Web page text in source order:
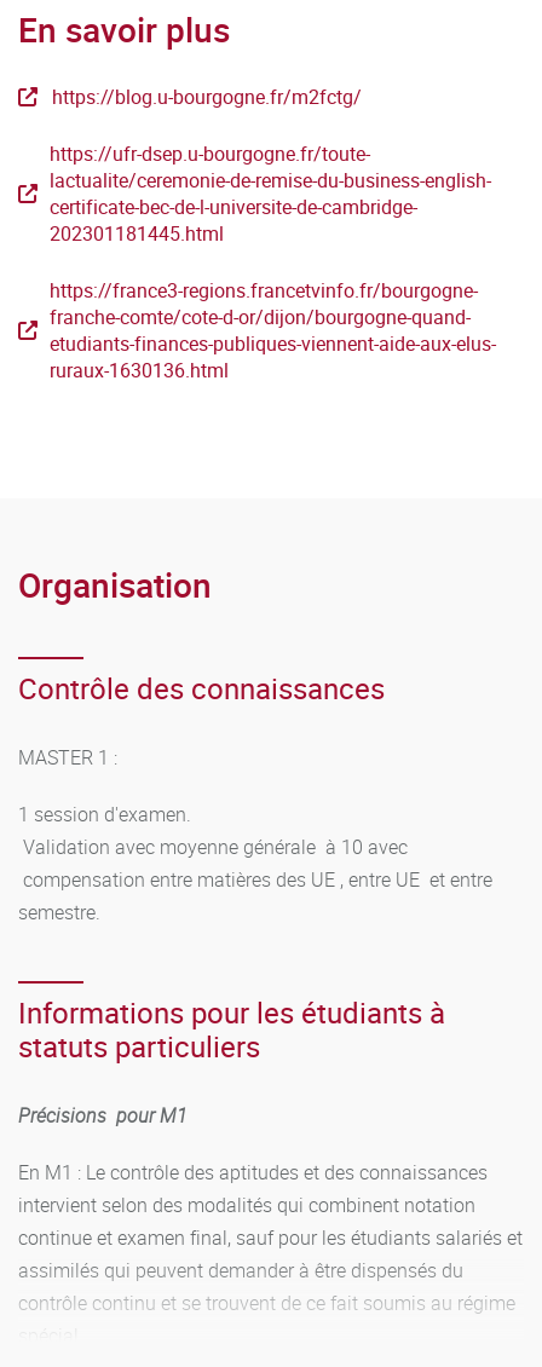
En savoir plus
https://blog.u-bourgogne.fr/m2fctg/
https://ufr-dsep.u-bourgogne.fr/toute-
lactualite/ceremonie-de-remise-du-business-english-
certificate-bec-de-l-universite-de-cambridge-
202301181445.html
https://france3-regions.francetvinfo.fr/bourgogne-
franche-comte/cote-d-or/dijon/bourgogne-quand-
etudiants-finances-publiques-viennent-aide-aux-elus-
ruraux-1630136.html
Organisation
Contrôle des connaissances
MASTER 1 :
1 session d'examen.
Validation avec moyenne générale à 10 avec
compensation entre matières des UE , entre UE et entre
semestre.
Informations pour les étudiants à
statuts particuliers
Précisions pour M1
En M1 : Le contrôle des aptitudes et des connaissances
intervient selon des modalités qui combinent notation
continue et examen final, sauf pour les étudiants salariés et
assimilés qui peuvent demander à être dispensés du
contrôle continu et se trouvent de ce fait soumis au régime